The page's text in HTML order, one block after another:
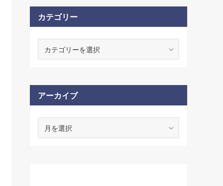
カテゴリー
アーカイブ